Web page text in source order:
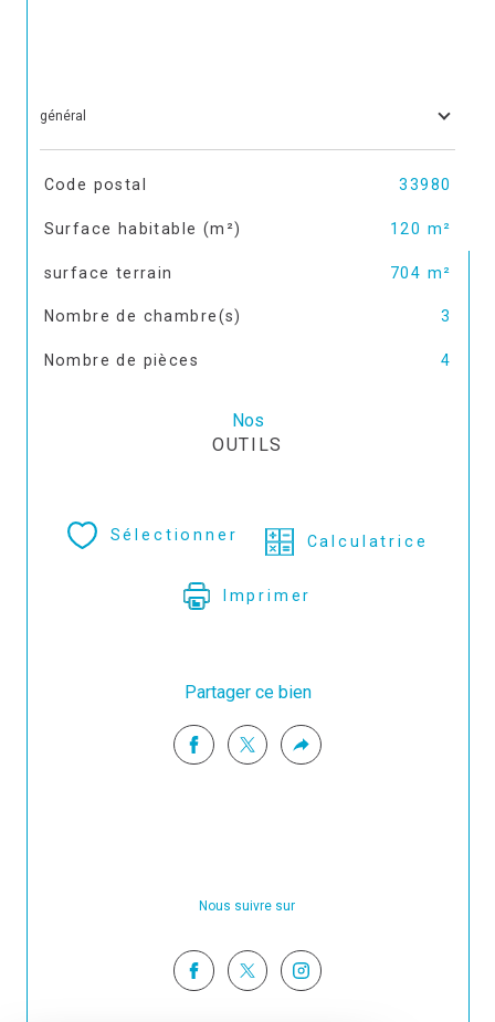
général
TRAD_SIROCCO_Caracteristique
Code postal 33980
Surface habitable (m²) 120 m²
surface terrain 704 m²
Nombre de chambre(s) 3
Nombre de pièces 4
Nos
OUTILS
Sélectionner Calculatrice
Imprimer
Partager ce bien
Nous suivre sur